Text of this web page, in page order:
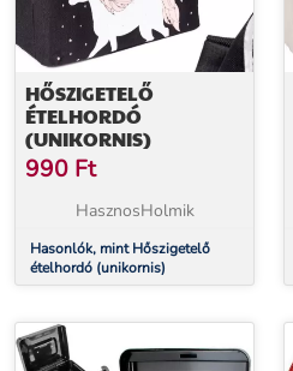
HŐSZIGETELŐ
ÉTELHORDÓ
(UNIKORNIS)
990 Ft
HasznosHolmik
Hasonlók, mint Hőszigetelő
ételhordó (unikornis)